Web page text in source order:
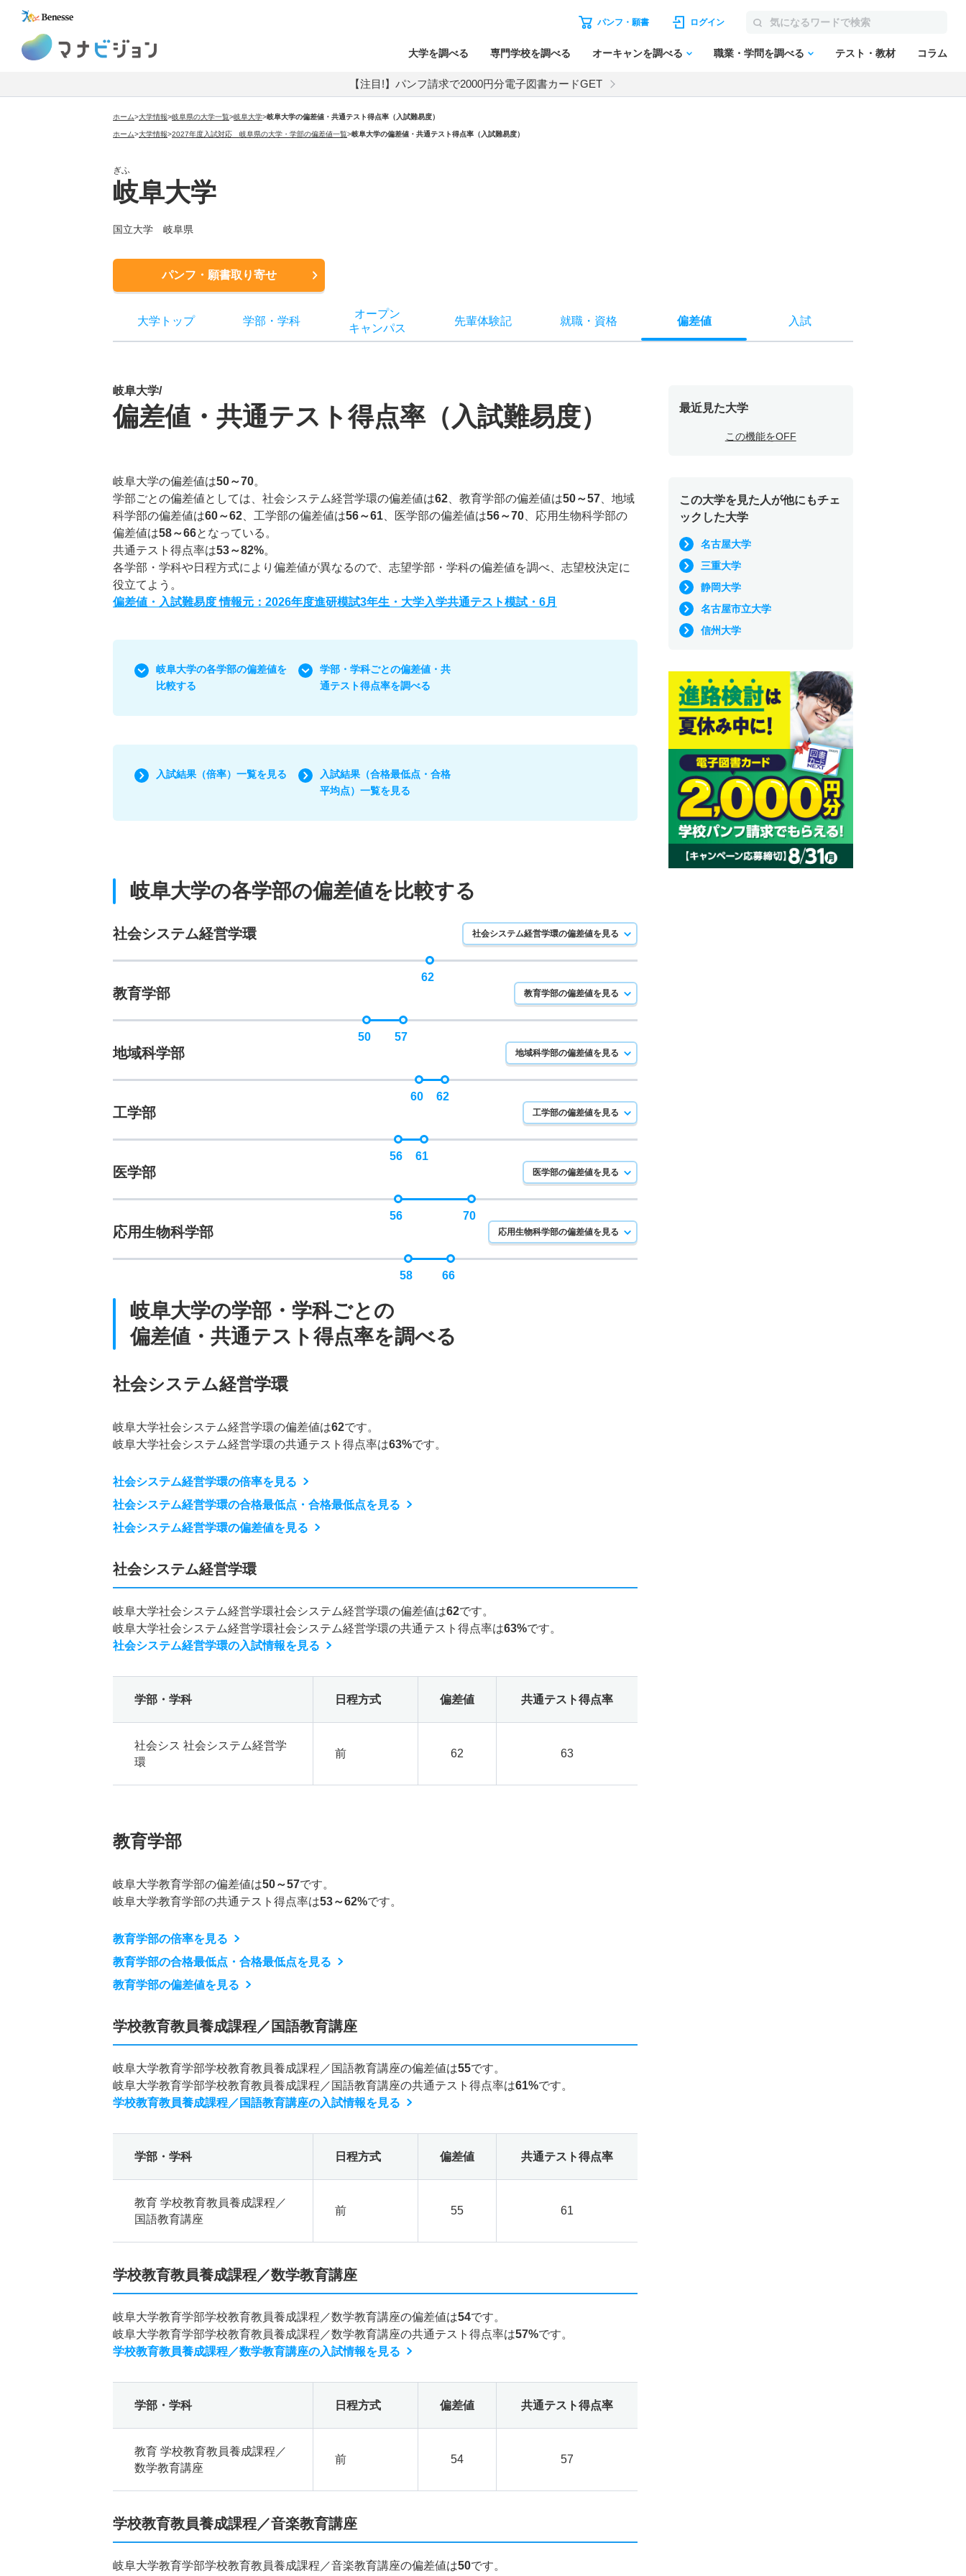
パンフ・願書 ログイン
大学を調べる 専門学校を調べる オーキャンを調べる 職業・学問を調べる テスト・教材 コラム
【注目!】パンフ請求で2000円分電子図書カードGET
ホーム>大学情報>岐阜県の大学一覧>岐阜大学>岐阜大学の偏差値・共通テスト得点率（入試難易度）
ホーム>大学情報>2027年度入試対応 岐阜県の大学・学部の偏差値一覧>岐阜大学の偏差値・共通テスト得点率（入試難易度）
ぎふ
岐阜大学
国立大学 岐阜県
パンフ・願書取り寄せ
大学トップ 学部 ・ 学科
オープン
キャンパス
先輩体験記 就職・ 資格 偏差値 入試
岐阜大学/
偏差値・共通テスト得点率（入試難易度）
岐阜大学の偏差値は50～70。
学部ごとの偏差値としては、社会システム経営学環の偏差値は62 、教育学部の偏差値は50～57 、地域
科学部の偏差値は60～62 、工学部の偏差値は56～61 、医学部の偏差値は56～70 、応用生物科学部の
偏差値は58～66となっている。
共通テスト得点率は53～82%。
各学部・学科や日程方式により偏差値が異なるので、志望学部・学科の偏差値を調べ、志望校決定に
役立てよう。
偏差値・入試難易度 情報元：2026年度進研模試3年生・大学入学共通テスト模試・6月
岐阜大学の各学部の偏差値を
比較する
学部・学科ごとの偏差値・共
通テスト得点率を調べる
入試結果（倍率）一覧を見る
入試結果（合格最低点・合格
平均点）一覧を見る
岐阜大学の各学部の偏差値を比較する
社会システム経営学環
62
社会システム経営学環の偏差値を見る
教育学部
50 57
教育学部の偏差値を見る
地域科学部
60 62
地域科学部の偏差値を見る
工学部
56 61
工学部の偏差値を見る
医学部
56 70
医学部の偏差値を見る
応用生物科学部
58 66
応用生物科学部の偏差値を見る
岐阜大学の学部・学科ごとの
偏差値・共通テスト得点率を調べる
社会システム経営学環
岐阜大学社会システム経営学環の偏差値は62です。
岐阜大学社会システム経営学環の共通テスト得点率は63%です。
社会システム経営学環の倍率を見る
社会システム経営学環の合格最低点・合格最低点を見る
社会システム経営学環の偏差値を見る
社会システム経営学環
岐阜大学社会システム経営学環社会システム経営学環の偏差値は62です。
岐阜大学社会システム経営学環社会システム経営学環の共通テスト得点率は63%です。
社会システム経営学環の入試情報を見る
学部・学科 日程方式 偏差値 共通テスト得点率
社会シス 社会システム経営学
環
前 62 63
教育学部
岐阜大学教育学部の偏差値は50～57です。
岐阜大学教育学部の共通テスト得点率は53～62%です。
教育学部の倍率を見る
教育学部の合格最低点・合格最低点を見る
教育学部の偏差値を見る
学校教育教員養成課程／国語教育講座
岐阜大学教育学部学校教育教員養成課程／国語教育講座の偏差値は55です。
岐阜大学教育学部学校教育教員養成課程／国語教育講座の共通テスト得点率は61%です。
学校教育教員養成課程／国語教育講座の入試情報を見る
学部・学科 日程方式 偏差値 共通テスト得点率
教育 学校教育教員養成課程／
国語教育講座
前 55 61
学校教育教員養成課程／数学教育講座
岐阜大学教育学部学校教育教員養成課程／数学教育講座の偏差値は54です。
岐阜大学教育学部学校教育教員養成課程／数学教育講座の共通テスト得点率は57%です。
学校教育教員養成課程／数学教育講座の入試情報を見る
学部・学科 日程方式 偏差値 共通テスト得点率
教育 学校教育教員養成課程／
数学教育講座
前 54 57
学校教育教員養成課程／音楽教育講座
岐阜大学教育学部学校教育教員養成課程／音楽教育講座の偏差値は50です。
最近見た大学
この機能をOFF
この大学を見た人が他にもチェ
ックした大学
名古屋大学
三重大学
静岡大学
名古屋市立大学
信州大学